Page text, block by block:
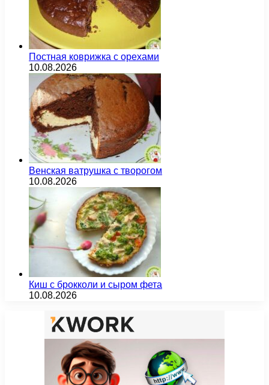
Постная коврижка с орехами
10.08.2026
Венская ватрушка с творогом
10.08.2026
Киш с брокколи и сыром фета
10.08.2026